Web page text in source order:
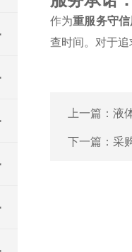
作为重服务守
查时间。对于
上一篇： 液
下一篇： 采